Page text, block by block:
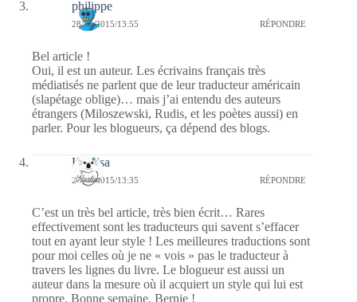
philippe
28/10/2015/13:55 RÉPONDRE
Bel article !
Oui, il est un auteur. Les écrivains français très
médiatisés ne parlent que de leur traducteur américain
(slapétage oblige)… mais j’ai entendu des auteurs
étrangers (Miloszewski, Rudis, et les poètes aussi) en
parler. Pour les blogueurs, ça dépend des blogs.
Koalisa
26/10/2015/13:35 RÉPONDRE
C’est un très bel article, très bien écrit… Rares
effectivement sont les traducteurs qui savent s’effacer
tout en ayant leur style ! Les meilleures traductions sont
pour moi celles où je ne « vois » pas le traducteur à
travers les lignes du livre. Le blogueur est aussi un
auteur dans la mesure où il acquiert un style qui lui est
propre. Bonne semaine, Bernie !